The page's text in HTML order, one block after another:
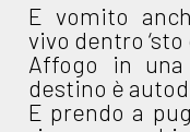
E vomito
vivo dentro ‘sto
Affogo in
destino è
E prendo a